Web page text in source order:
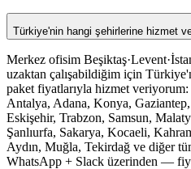
Türkiye'nin hangi şehirlerine hizmet
Merkez ofisim
uzaktan çalışabildiğim için
paket fiyatlarıyla hizmet
Antalya, Adana, Konya,
Eskişehir, Trabzon, Samsun,
Şanlıurfa, Sakarya, Kocaeli,
Aydın, Muğla, Tekirdağ ve diğer
WhatsApp + Slack üzerinden —